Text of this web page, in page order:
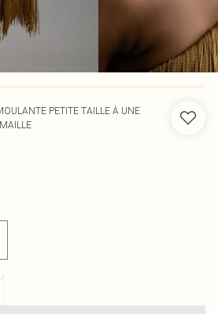
PETITE TAILLE À UNE